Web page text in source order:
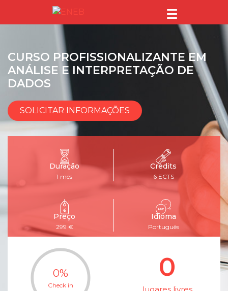
CURSO PROFISSIONALIZANTE EM
ANÁLISE E INTERPRETAÇÃO DE
DADOS
SOLICITAR INFORMAÇÕES
Duração
1 mes
Credits
6 ECTS
Preço
299 €
Idioma
Português
0%
Check in
0